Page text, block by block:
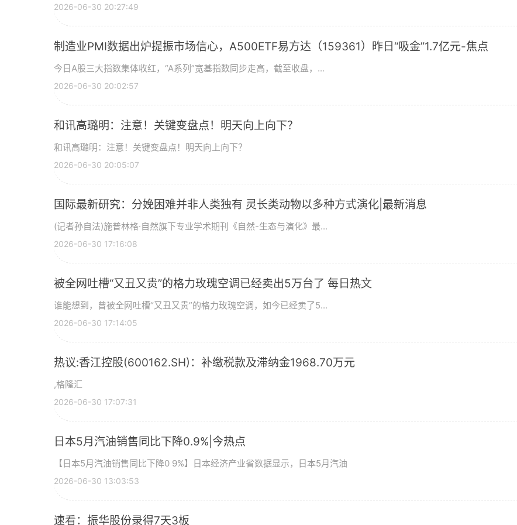
2026-06-30 20:27:49
制造业PMI数据出炉提振市场信心，A500ETF易方达（159361）昨日“吸金”1.7亿元-焦点
今日A股三大指数集体收红，“A系列”宽基指数同步走高，截至收盘，...
2026-06-30 20:02:57
和讯高璐明：注意！关键变盘点！明天向上向下？
和讯高璐明：注意！关键变盘点！明天向上向下？
2026-06-30 20:05:07
国际最新研究：分娩困难并非人类独有 灵长类动物以多种方式演化|最新消息
(记者孙自法)施普林格·自然旗下专业学术期刊《自然-生态与演化》最...
2026-06-30 17:16:08
被全网吐槽“又丑又贵”的格力玫瑰空调已经卖出5万台了 每日热文
谁能想到，曾被全网吐槽“又丑又贵”的格力玫瑰空调，如今已经卖了5...
2026-06-30 17:14:05
热议:香江控股(600162.SH)：补缴税款及滞纳金1968.70万元
,格隆汇
2026-06-30 17:07:31
日本5月汽油销售同比下降0.9%|今热点
【日本5月汽油销售同比下降0 9%】日本经济产业省数据显示，日本5月汽油
2026-06-30 13:03:53
速看：振华股份录得7天3板